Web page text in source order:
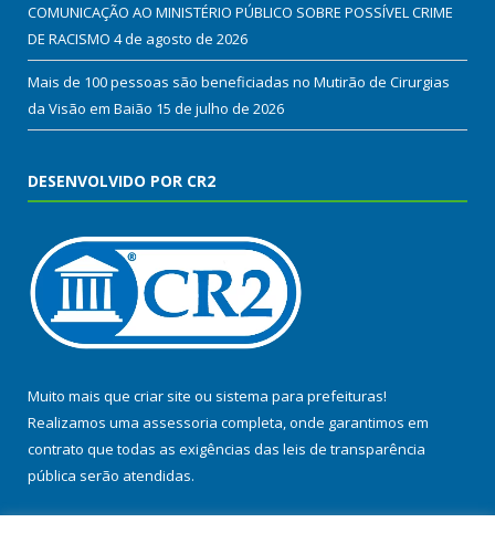
COMUNICAÇÃO AO MINISTÉRIO PÚBLICO SOBRE POSSÍVEL CRIME
DE RACISMO 4 de agosto de 2026
Mais de 100 pessoas são beneficiadas no Mutirão de Cirurgias
da Visão em Baião 15 de julho de 2026
DESENVOLVIDO POR CR2
Muito mais que criar site ou sistema para prefeituras!
Realizamos uma assessoria completa, onde garantimos em
contrato que todas as exigências das leis de transparência
pública serão atendidas.